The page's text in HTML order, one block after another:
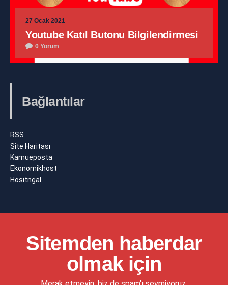
27 Ocak 2021
Youtube Katıl Butonu Bilgilendirmesi
0 Yorum
Bağlantılar
RSS
Site Haritası
Kamueposta
Ekonomikhost
Hositngal
Sitemden haberdar
olmak için